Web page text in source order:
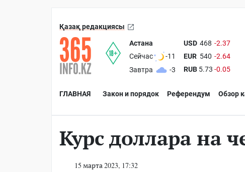
Қазақ редакциясы
Астана
Сейчас
-11
Завтра
-3
USD 468 -2.37
EUR 540 -2.64
RUB 5.73 -0.05
ГЛАВНАЯ Закон и порядок Референдум Обзор
Курс доллара на
15 марта 2023, 17:32